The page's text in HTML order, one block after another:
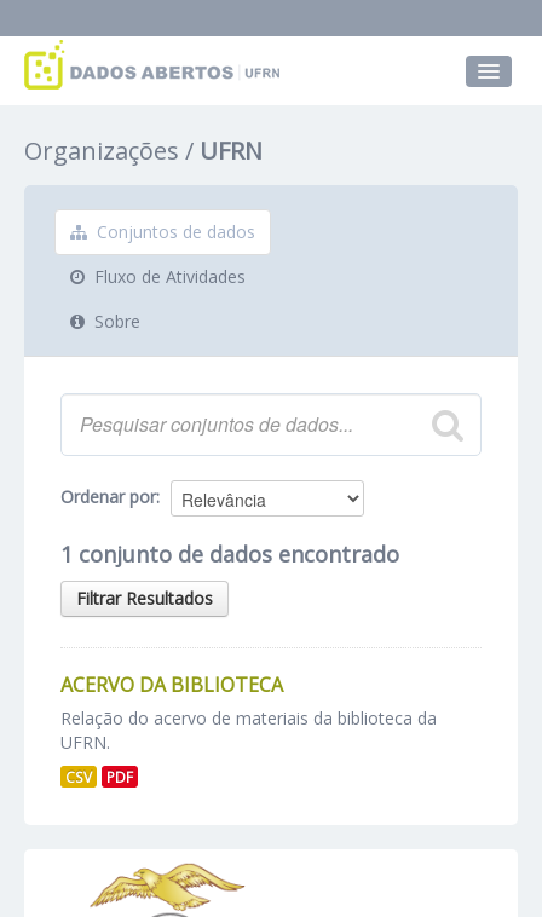
Grupos
Sobre
Organizações UFRN
Conjuntos de dados
Fluxo de Atividades
Sobre
Ordenar por
1 conjunto de dados encontrado
Filtrar Resultados
ACERVO DA BIBLIOTECA
Relação do acervo de materiais da biblioteca da
UFRN.
CSV PDF